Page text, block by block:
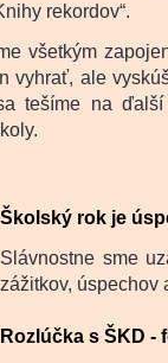
rekordov“.
všetkým
vyhrať, ale
tešíme na
Školský rok je
Slávnostne sme
zážitkov, úspechov
Rozlúčka s ŠKD -